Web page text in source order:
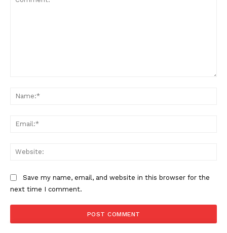
Contact us
My account
Save my name, email, and website in this browser for the
next time I comment.